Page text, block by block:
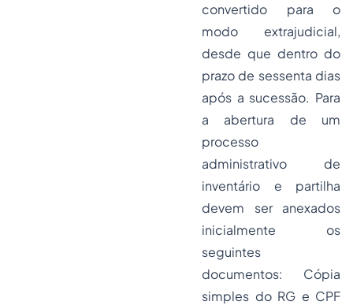
convertido para o
modo extrajudicial,
desde que dentro do
prazo de sessenta dias
após a sucessão. Para
a abertura de um
processo
administrativo de
inventário e partilha
devem ser anexados
inicialmente os
seguintes
documentos: Cópia
simples do RG e CPF